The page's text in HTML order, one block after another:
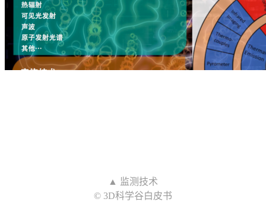
▲ 监测技术
© 3D科学谷白皮书